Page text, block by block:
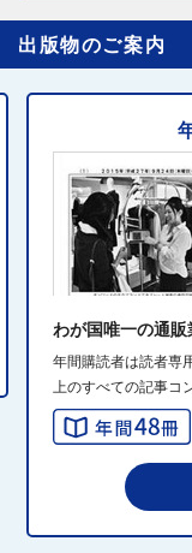
4
元ディノスの
共助型ネット
2024年10月
消費者庁、美
停止命令
2024年10月
り込み
2024年10月
QVCジャパン
8
出版物のご案内
わが国唯一の通販
年間購読者は読者専
上のすべての記事コ